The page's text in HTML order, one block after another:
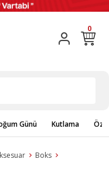
0
Günü Kutlama
Boks